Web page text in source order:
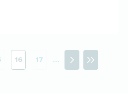
Page courante
16
Page
17 …